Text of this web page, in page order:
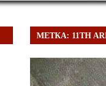
МЕТКА: 11TH